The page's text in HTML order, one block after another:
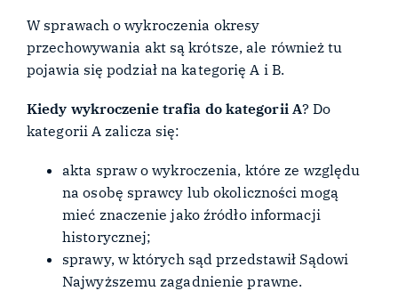
W sprawach o wykroczenia okresy
przechowywania akt są krótsze, ale również tu
pojawia się podział na kategorię A i B.
Kiedy wykroczenie trafia do kategorii A? Do
kategorii A zalicza się:
akta spraw o wykroczenia, które ze względu
na osobę sprawcy lub okoliczności mogą
mieć znaczenie jako źródło informacji
historycznej;
sprawy, w których sąd przedstawił Sądowi
Najwyższemu zagadnienie prawne.